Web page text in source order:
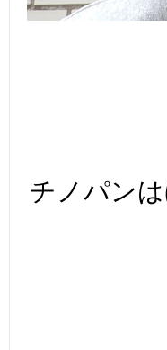
チノパン